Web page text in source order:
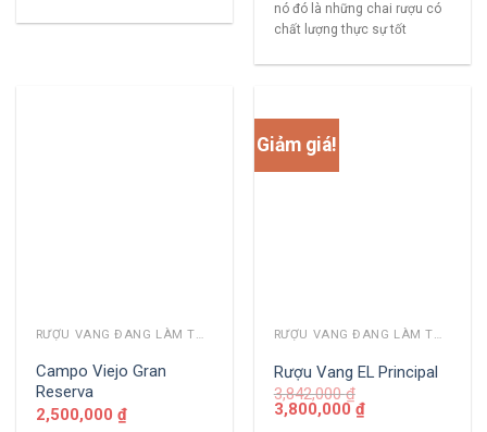
nó đó là những chai rượu có
chất lượng thực sự tốt
RƯỢU VANG ĐANG LÀM THỊ TRƯỜNG
Campo Viejo Gran
Reserva
2,500,000 ₫
Giảm giá!
RƯỢU VANG ĐANG LÀM THỊ TRƯỜNG
Rượu Vang EL Principal
3,842,000₫
3,800,000₫